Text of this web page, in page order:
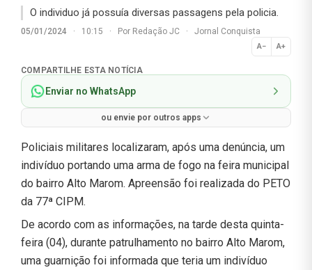
O individuo já possuía diversas passagens pela policia.
05/01/2024 · 10:15 · Por Redação JC · Jornal Conquista
A− A+
Normal
COMPARTILHE ESTA NOTÍCIA
Enviar no WhatsApp
ou envie por outros apps
Policiais militares localizaram, após uma denúncia, um
indivíduo portando uma arma de fogo na feira municipal
do bairro Alto Marom. Apreensão foi realizada do PETO
da 77ª CIPM.
De acordo com as informações, na tarde desta quinta-
feira (04), durante patrulhamento no bairro Alto Marom,
uma guarnição foi informada que teria um indivíduo